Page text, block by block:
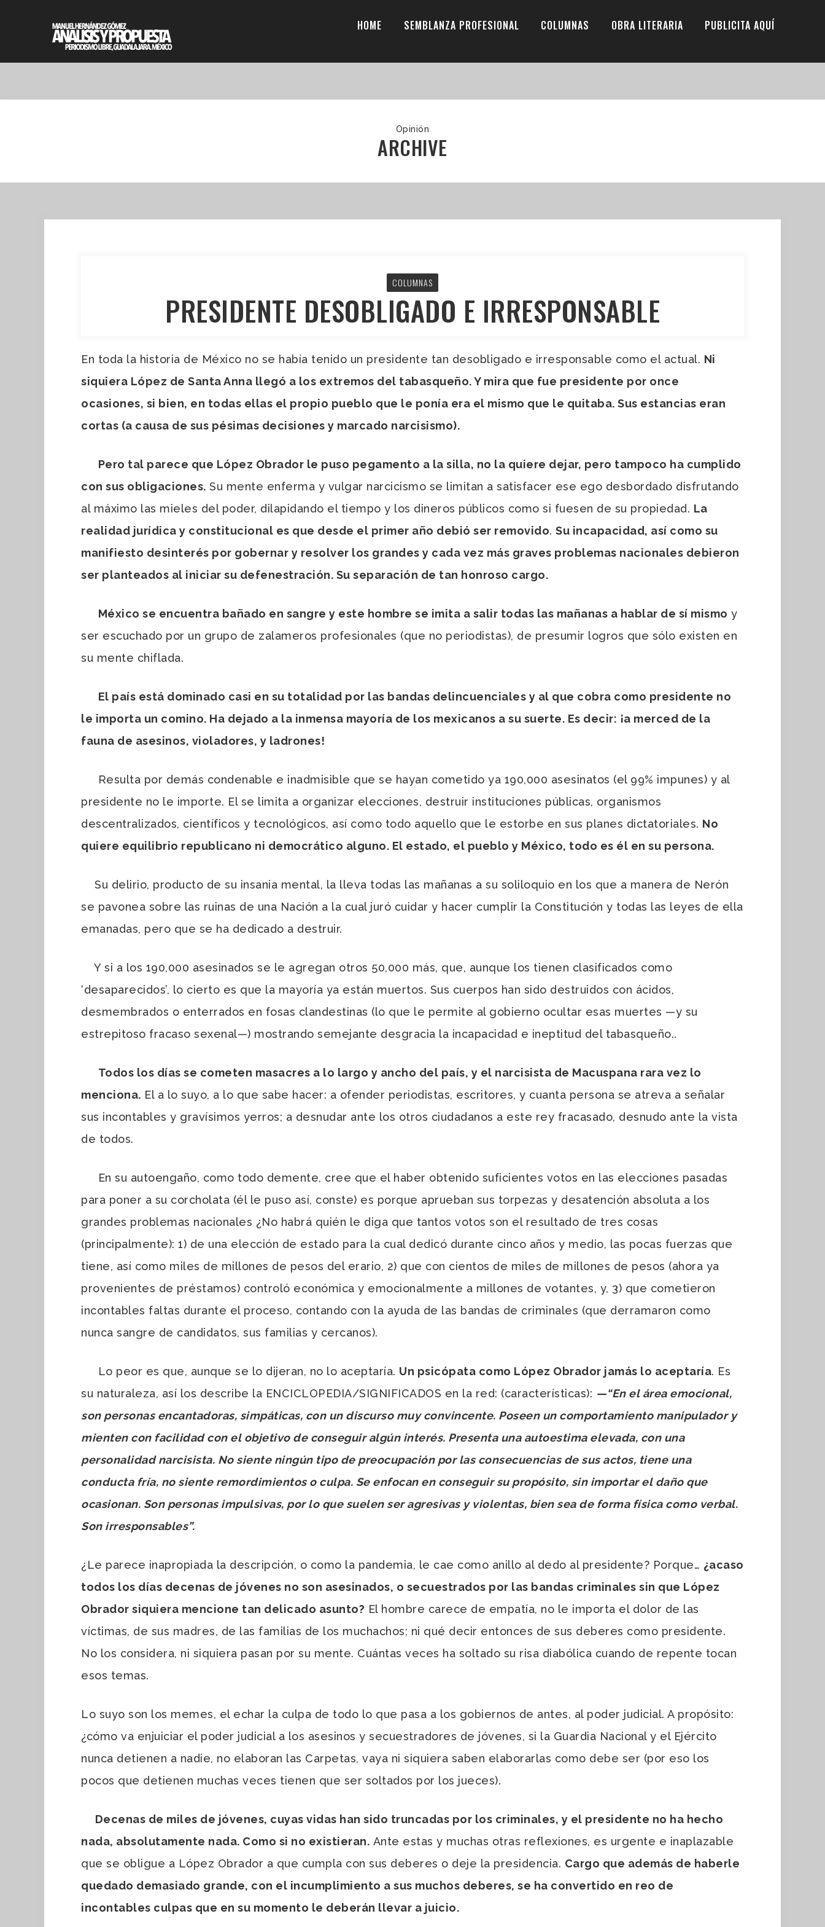
HOME SEMBLANZA PROFESIONAL COLUMNAS OBRA LITERARIA PUBLICITA AQUÍ
Opinión
ARCHIVE
COLUMNAS
PRESIDENTE DESOBLIGADO E IRRESPONSABLE
En toda la historia de México no se había tenido un presidente tan desobligado e irresponsable como el actual. Ni
siquiera López de Santa Anna llegó a los extremos del tabasqueño. Y mira que fue presidente por once
ocasiones, si bien, en todas ellas el propio pueblo que le ponía era el mismo que le quitaba. Sus estancias eran
cortas (a causa de sus pésimas decisiones y marcado narcisismo).
Pero tal parece que López Obrador le puso pegamento a la silla, no la quiere dejar, pero tampoco ha cumplido
con sus obligaciones. Su mente enferma y vulgar narcicismo se limitan a satisfacer ese ego desbordado disfrutando
al máximo las mieles del poder, dilapidando el tiempo y los dineros públicos como si fuesen de su propiedad. La
realidad jurídica y constitucional es que desde el primer año debió ser removido. Su incapacidad, así como su
manifiesto desinterés por gobernar y resolver los grandes y cada vez más graves problemas nacionales debieron
ser planteados al iniciar su defenestración. Su separación de tan honroso cargo.
México se encuentra bañado en sangre y este hombre se imita a salir todas las mañanas a hablar de sí mismo y
ser escuchado por un grupo de zalameros profesionales (que no periodistas), de presumir logros que sólo existen en
su mente chiflada.
El país está dominado casi en su totalidad por las bandas delincuenciales y al que cobra como presidente no
le importa un comino. Ha dejado a la inmensa mayoría de los mexicanos a su suerte. Es decir: ¡a merced de la
fauna de asesinos, violadores, y ladrones!
Resulta por demás condenable e inadmisible que se hayan cometido ya 190,000 asesinatos (el 99% impunes) y al
presidente no le importe. El se limita a organizar elecciones, destruir instituciones públicas, organismos
descentralizados, científicos y tecnológicos, así como todo aquello que le estorbe en sus planes dictatoriales. No
quiere equilibrio republicano ni democrático alguno. El estado, el pueblo y México, todo es él en su persona.
Su delirio, producto de su insania mental, la lleva todas las mañanas a su soliloquio en los que a manera de Nerón
se pavonea sobre las ruinas de una Nación a la cual juró cuidar y hacer cumplir la Constitución y todas las leyes de ella
emanadas, pero que se ha dedicado a destruir.
Y si a los 190,000 asesinados se le agregan otros 50,000 más, que, aunque los tienen clasificados como
‘desaparecidos’, lo cierto es que la mayoría ya están muertos. Sus cuerpos han sido destruidos con ácidos,
desmembrados o enterrados en fosas clandestinas (lo que le permite al gobierno ocultar esas muertes —y su
estrepitoso fracaso sexenal—) mostrando semejante desgracia la incapacidad e ineptitud del tabasqueño..
Todos los días se cometen masacres a lo largo y ancho del país, y el narcisista de Macuspana rara vez lo
menciona. El a lo suyo, a lo que sabe hacer: a ofender periodistas, escritores, y cuanta persona se atreva a señalar
sus incontables y gravísimos yerros; a desnudar ante los otros ciudadanos a este rey fracasado, desnudo ante la vista
de todos.
En su autoengaño, como todo demente, cree que el haber obtenido suficientes votos en las elecciones pasadas
para poner a su corcholata (él le puso así, conste) es porque aprueban sus torpezas y desatención absoluta a los
grandes problemas nacionales ¿No habrá quién le diga que tantos votos son el resultado de tres cosas
(principalmente): 1) de una elección de estado para la cual dedicó durante cinco años y medio, las pocas fuerzas que
tiene, así como miles de millones de pesos del erario, 2) que con cientos de miles de millones de pesos (ahora ya
provenientes de préstamos) controló económica y emocionalmente a millones de votantes, y, 3) que cometieron
incontables faltas durante el proceso, contando con la ayuda de las bandas de criminales (que derramaron como
nunca sangre de candidatos, sus familias y cercanos).
Lo peor es que, aunque se lo dijeran, no lo aceptaría. Un psicópata como López Obrador jamás lo aceptaría. Es
su naturaleza, así los describe la ENCICLOPEDIA/SIGNIFICADOS en la red: (características): —“En el área emocional,
son personas encantadoras, simpáticas, con un discurso muy convincente. Poseen un comportamiento manipulador y
mienten con facilidad con el objetivo de conseguir algún interés. Presenta una autoestima elevada, con una
personalidad narcisista. No siente ningún tipo de preocupación por las consecuencias de sus actos, tiene una
conducta fría, no siente remordimientos o culpa. Se enfocan en conseguir su propósito, sin importar el daño que
ocasionan. Son personas impulsivas, por lo que suelen ser agresivas y violentas, bien sea de forma física como verbal.
Son irresponsables”.
¿Le parece inapropiada la descripción, o como la pandemia, le cae como anillo al dedo al presidente? Porque… ¿acaso
todos los días decenas de jóvenes no son asesinados, o secuestrados por las bandas criminales sin que López
Obrador siquiera mencione tan delicado asunto? El hombre carece de empatía, no le importa el dolor de las
víctimas, de sus madres, de las familias de los muchachos; ni qué decir entonces de sus deberes como presidente.
No los considera, ni siquiera pasan por su mente. Cuántas veces ha soltado su risa diabólica cuando de repente tocan
esos temas.
Lo suyo son los memes, el echar la culpa de todo lo que pasa a los gobiernos de antes, al poder judicial. A propósito:
¿cómo va enjuiciar el poder judicial a los asesinos y secuestradores de jóvenes, si la Guardia Nacional y el Ejército
nunca detienen a nadie, no elaboran las Carpetas, vaya ni siquiera saben elaborarlas como debe ser (por eso los
pocos que detienen muchas veces tienen que ser soltados por los jueces).
Decenas de miles de jóvenes, cuyas vidas han sido truncadas por los criminales, y el presidente no ha hecho
nada, absolutamente nada. Como si no existieran. Ante estas y muchas otras reflexiones, es urgente e inaplazable
que se obligue a López Obrador a que cumpla con sus deberes o deje la presidencia. Cargo que además de haberle
quedado demasiado grande, con el incumplimiento a sus muchos deberes, se ha convertido en reo de
incontables culpas que en su momento le deberán llevar a juicio.